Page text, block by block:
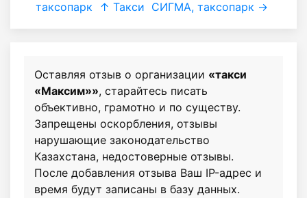
таксопарк
↑ Такси СИГМА, таксопарк →
Оставляя отзыв о организации «такси
«Максим»», старайтесь писать
объективно, грамотно и по существу.
Запрещены оскорбления, отзывы
нарушающие законодательство
Казахстана, недостоверные отзывы.
После добавления отзыва Ваш IP-адрес и
время будут записаны в базу данных.